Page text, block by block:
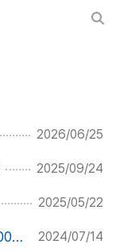
2026/06/25
2025/09/24
2025/05/22
투자심의 - 투자관련 첨부파일 등록 (vs0009) 2024/07/14